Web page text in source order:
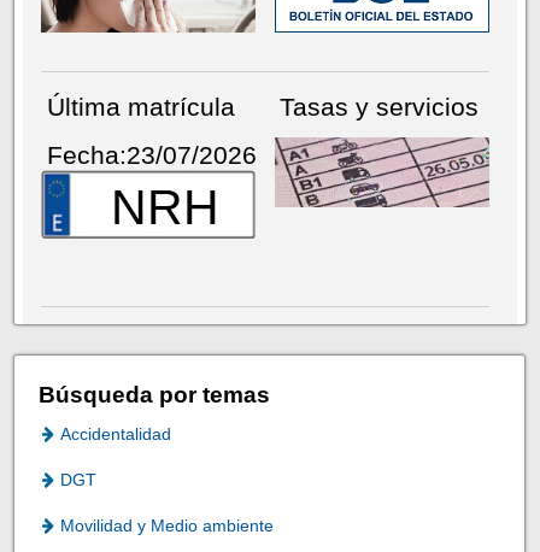
Última matrícula
Fecha:23/07/2026
NRH
Tasas y servicios
Búsqueda por temas
Accidentalidad
DGT
Movilidad y Medio ambiente